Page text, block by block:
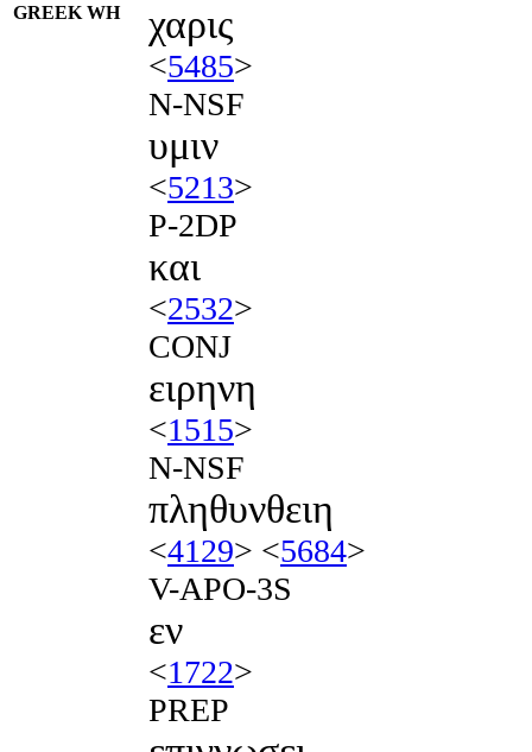
GREEK WH χαρις
<5485>
N-NSF
υμιν
<5213>
P-2DP
και
<2532>
CONJ
ειρηνη
<1515>
N-NSF
πληθυνθειη
<4129> <5684>
V-APO-3S
εν
<1722>
PREP